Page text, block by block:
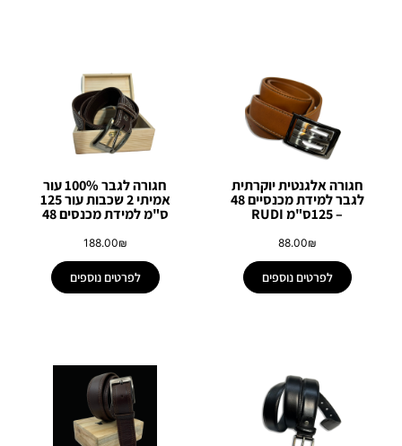
חגורה אלגנטית יוקרתית
לגבר למידת מכנסיים 48
– 125ס"מ RUDI
88.00₪
לפרטים נוספים
חגורה לגבר 100% עור
אמיתי 2 שכבות עור 125
ס"מ למידת מכנסים 48
188.00₪
לפרטים נוספים